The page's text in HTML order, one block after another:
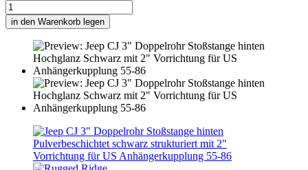
in den Warenkorb legen